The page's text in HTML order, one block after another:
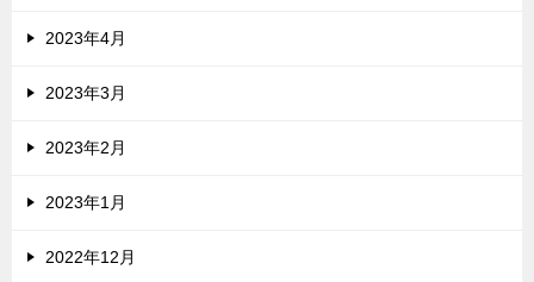
2023年4月
2023年3月
2023年2月
2023年1月
2022年12月